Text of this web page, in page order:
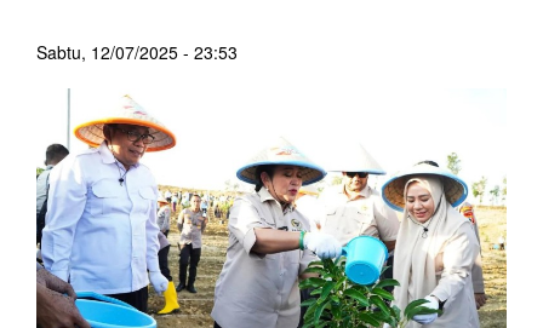
Sabtu, 12/07/2025 - 23:53